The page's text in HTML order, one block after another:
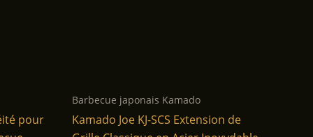
pour
Barbecue japonais Kamado
Kamado Joe KJ-SCS Extension de